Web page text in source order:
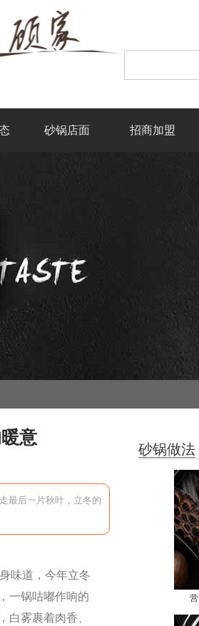
砂锅店面 招商加盟
意
最后一片秋叶，立冬的
味道，今年立冬
一锅咕嘟作响的
雾裹着肉香、
砂锅做法